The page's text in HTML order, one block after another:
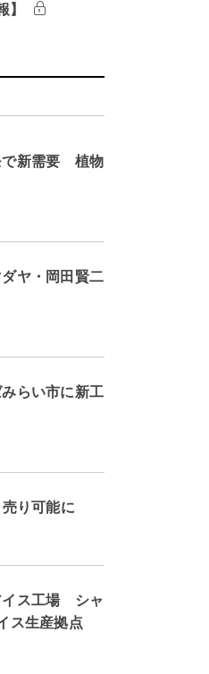
】
で新需要 植物
ヤ・岡田賢二
みらい市に新工
り可能に
イス工場 シャ
ス生産拠点